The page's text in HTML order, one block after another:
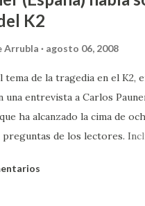
K2
Arrubla agosto 06, 2008
tema de la tragedia en el K2,
entrevista a Carlos
ha alcanzado la cima de
de los lectores.
Vínculo a la entrevista en